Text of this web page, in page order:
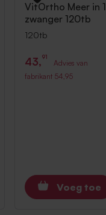
VitOrtho Meer in 1
zwanger 120tb
120tb
43,91
Advies van
fabrikant 54,95
Voeg toe